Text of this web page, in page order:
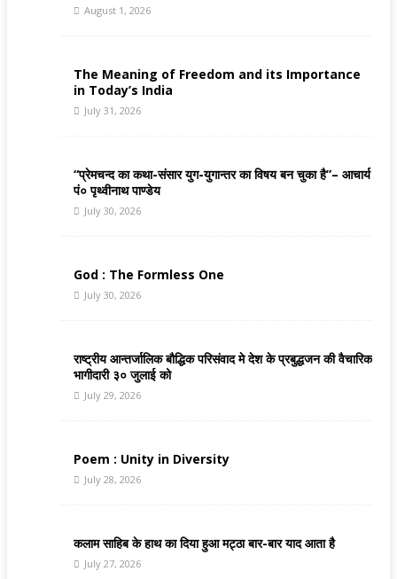
August 1, 2026
The Meaning of Freedom and its Importance
in Today’s India
July 31, 2026
“प्रेमचन्द का कथा-संसार युग-युगान्तर का विषय बन चुका है”– आचार्य
पं० पृथ्वीनाथ पाण्डेय
July 30, 2026
God : The Formless One
July 30, 2026
राष्ट्रीय आन्तर्जालिक बौद्धिक परिसंवाद मे देश के प्रबुद्धजन की वैचारिक
भागीदारी ३० जुलाई को
July 29, 2026
Poem : Unity in Diversity
July 28, 2026
कलाम साहिब के हाथ का दिया हुआ मट्ठा बार-बार याद आता है
July 27, 2026